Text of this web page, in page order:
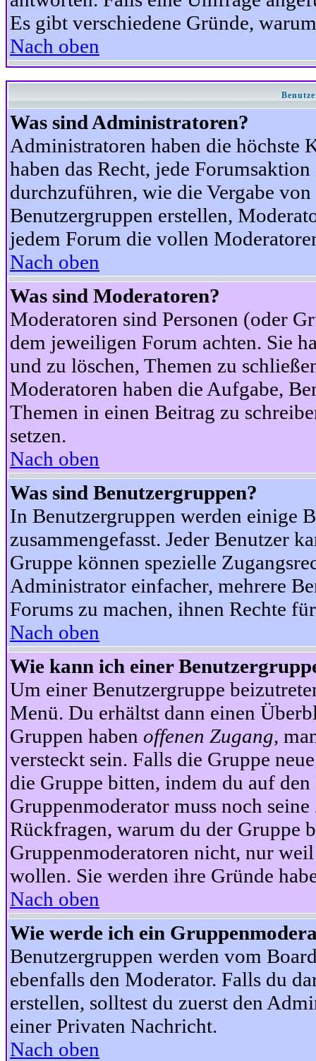
Es gibt verschiedene Gründe,
Nach oben
Was sind Administratoren?
Administratoren haben die höchste
haben das Recht, jede
durchzuführen, wie die Vergabe
Benutzergruppen erstellen,
jedem Forum die vollen
Nach oben
Was sind Moderatoren?
Moderatoren sind Personen (oder
dem jeweiligen Forum achten. Sie
und zu löschen, Themen zu
Moderatoren haben die Aufgabe,
Themen in einen Beitrag zu
setzen.
Nach oben
Was sind Benutzergruppen?
In Benutzergruppen werden einige
zusammengefasst. Jeder Benutzer
Gruppe können spezielle
Administrator einfacher, mehrere
Forums zu machen, ihnen Rechte
Nach oben
Wie kann ich einer
Um einer Benutzergruppe
Menü. Du erhältst dann einen
Gruppen haben offenen Zugang,
versteckt sein. Falls die Gruppe
die Gruppe bitten, indem du auf
Gruppenmoderator muss noch
Rückfragen, warum du der Gruppe
Gruppenmoderatoren nicht, nur
wollen. Sie werden ihre Gründe
Nach oben
Wie werde ich ein
Benutzergruppen werden vom
ebenfalls den Moderator. Falls du
erstellen, solltest du zuerst den
einer Privaten Nachricht.
Nach oben